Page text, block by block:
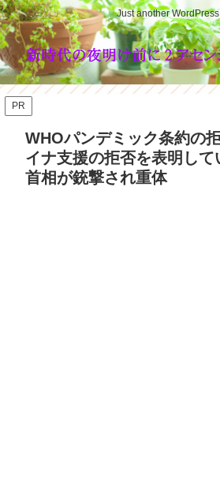
Just another
PR
WHOパンデミック条約の
イナ支援の拒否を表明し
首相が銃撃され重体